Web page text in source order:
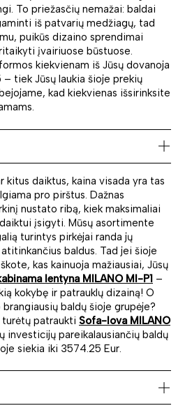
To priežasčių nemažai: baldai
iš patvarių medžiagų, tad
puikūs dizaino sprendimai
įvairiuose būstuose.
kiekvienam iš Jūsų dovanoja
– tiek Jūsų laukia šioje prekių
kad kiekvienas išsirinksite
kitus daiktus, kaina visada yra tas
pro pirštus. Dažnas
nustato ribą, kiek maksimaliai
įsigyti. Mūsų asortimente
turintys pirkėjai randa jų
baldus. Tad jei šioje
kas kainuoja mažiausiai, Jūsų
lentyna MILANO MI-P1 –
kokybę ir patrauklų dizainą! O
baldų šioje grupėje?
turėtų patraukti Sofa-lova MILANO
investicijų pareikalausiančių baldų
siekia iki 3574.25 Eur.